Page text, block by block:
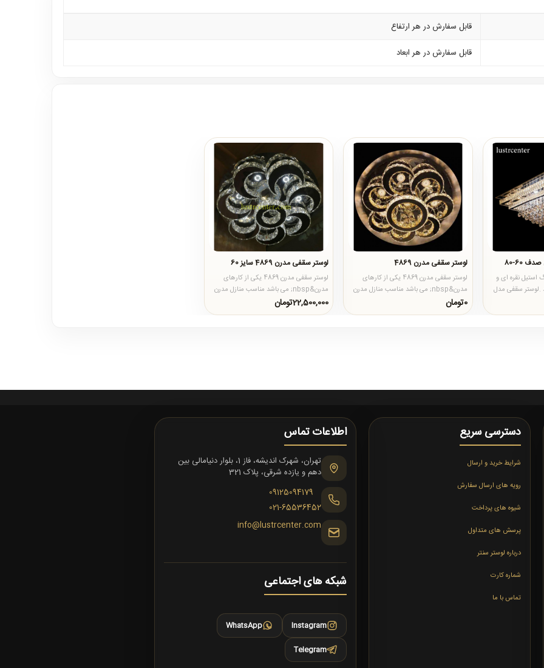
قابل سفارش در هر ارتفاع
قابل سفارش در هر ابعاد
60-80
استیل نقره ای و
در 80 میباشد .لوستر سقفی مدل
لوستر سقفی مدرن 4869
لوستر سقفی مدرن 4869 یکی از کارهای
مدرن&nbsp; می باشد مناسب منازل مدرن
می باشد این لوستر از بدنه است..
0تومان
لوستر سقفی مدرن 4869 سایز 60
لوستر سقفی مدرن 4869 یکی از کارهای
مدرن&nbsp; می باشد مناسب منازل مدرن
می باشد این لوستر از بدنه است..
22,500,000تومان
دسترسی سریع
شرایط خرید و ارسال
رویه های ارسال سفارش
شیوه های پرداخت
پرسش های متداول
درباره لوستر سنتر
شماره کارت
تماس با ما
اطلاعات تماس
تهران، شهرک اندیشه، فاز 1، بلوار دنیامالی بین
دهم و یازده شرقی، پلاک 321
09125094179
021-65536452
info@lustrcenter.com
شبکه های اجتماعی
Instagram
WhatsApp
Telegram